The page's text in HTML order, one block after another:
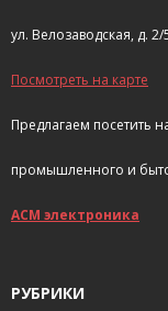
ул. Велозаводская, д. 2/
Посмотреть на карте
Предлагаем посетить
промышленного и
АСМ электроника
РУБРИКИ